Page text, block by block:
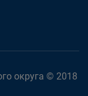
округа © 2018